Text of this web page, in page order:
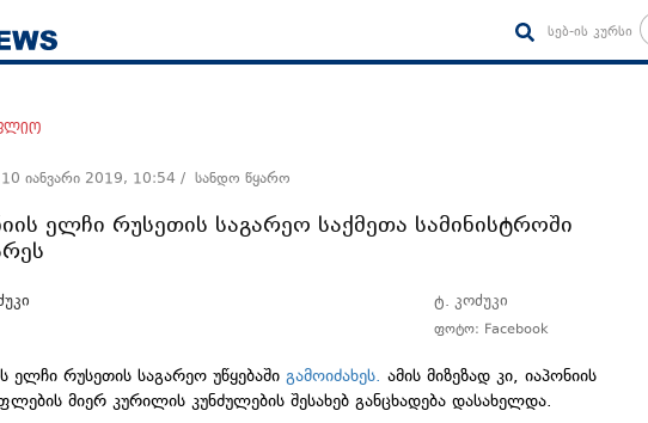
სებ-ის კურსი
10 იანვარი 2019, 10:54 / სანდო წყარო
ელჩი რუსეთის საგარეო საქმეთა სამინისტროში
ტ. კოძუკი
ფოტო: Facebook
ელჩი რუსეთის საგარეო უწყებაში გამოიძახეს. ამის მიზეზად კი, იაპონიის
მიერ კურილის კუნძულების შესახებ განცხადება დასახელდა.